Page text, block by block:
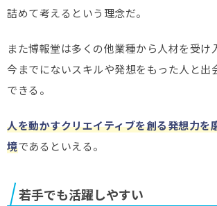
詰めて考えるという理念だ。
また博報堂は多くの他業種から人材を受け
今までにないスキルや発想をもった人と出
できる。
人を動かすクリエイティブを創る発想力を
境であるといえる。
若手でも活躍しやすい